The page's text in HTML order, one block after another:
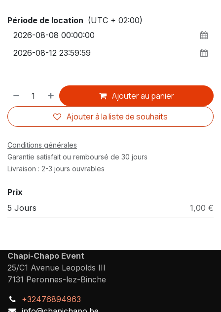
Période de location (UTC + 02:00)
Ajouter au panier
Ajouter à la liste de souhaits
Conditions générales
Garantie satisfait ou remboursé de 30 jours
Livraison : 2-3 jours ouvrables
Prix
5 Jours
1,00 €
Chapi-Chapo Event
25/C1 Avenue Leopolds III
7131 Peronnes-lez-Binche
+32476894963